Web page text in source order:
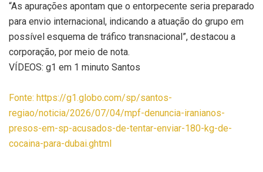
“As apurações apontam que o entorpecente seria preparado
para envio internacional, indicando a atuação do grupo em
possível esquema de tráfico transnacional”, destacou a
corporação, por meio de nota.
VÍDEOS: g1 em 1 minuto Santos
Fonte: https://g1.globo.com/sp/santos-
regiao/noticia/2026/07/04/mpf-denuncia-iranianos-
presos-em-sp-acusados-de-tentar-enviar-180-kg-de-
cocaina-para-dubai.ghtml